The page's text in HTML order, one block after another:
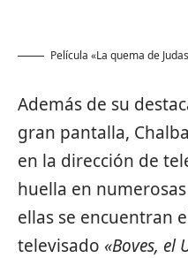
Película «La quema de
Además de su
gran pantalla,
en la dirección de
huella en
ellas se encuentran
televisado «Boves, el